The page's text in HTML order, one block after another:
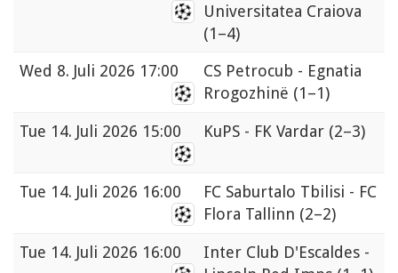
Universitatea Craiova
(1–4)
Wed 8. Juli 2026 17:00
CS Petrocub - Egnatia
Rrogozhinë (1–1)
Tue 14. Juli 2026 15:00 KuPS - FK Vardar (2–3)
Tue 14. Juli 2026 16:00
FC Saburtalo Tbilisi - FC
Flora Tallinn (2–2)
Tue 14. Juli 2026 16:00
Inter Club D'Escaldes -